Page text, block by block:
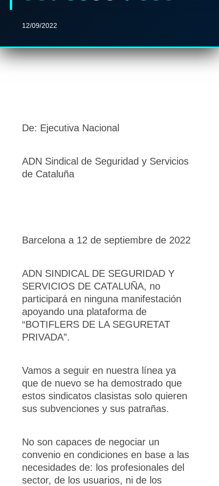
12/09/2022
De: Ejecutiva Nacional
ADN Sindical de Seguridad y Servicios
de Cataluña
Barcelona a 12 de septiembre de 2022
ADN SINDICAL DE SEGURIDAD Y
SERVICIOS DE CATALUÑA, no
participará en ninguna manifestación
apoyando una plataforma de
“BOTIFLERS DE LA SEGURETAT
PRIVADA”.
Vamos a seguir en nuestra línea ya
que de nuevo se ha demostrado que
estos sindicatos clasistas solo quieren
sus subvenciones y sus patrañas.
No son capaces de negociar un
convenio en condiciones en base a las
necesidades de: los profesionales del
sector, de los usuarios, ni de los